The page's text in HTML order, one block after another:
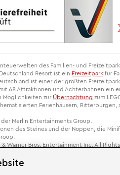
des Familien- und
Resort ist ein Freizeitpark für
ist einer der größten
68 Attraktionen und Achterbahnen ein
Möglichkeiten zur Übernachtung zum
Ferienhäusern, Ritterburgen,
der Merlin Entertainments Group.
des Steines und der Noppen, die
Warner Bros. Entertainment Inc. All